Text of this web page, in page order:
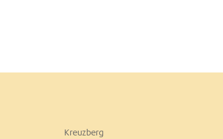
Kreuzberg